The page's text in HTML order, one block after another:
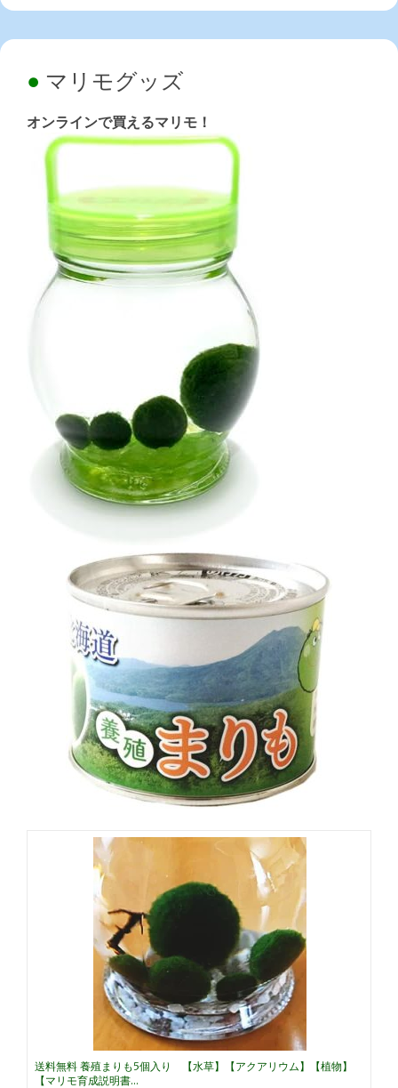
マリモグッズ
オンラインで買えるマリモ！
送料無料 養殖まりも5個入り 【水草】【アクアリウム】【植物】
【マリモ育成説明書...